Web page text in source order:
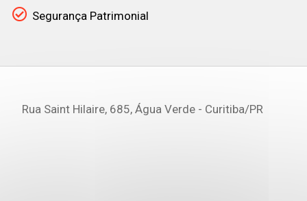
Segurança Patrimonial
Rua Saint Hilaire, 685, Água Verde - Curitiba/PR